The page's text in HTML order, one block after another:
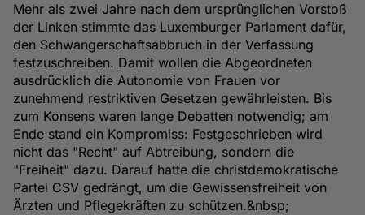
Mehr als zwei Jahre nach dem ursprünglichen Vorstoß
der Linken stimmte das Luxemburger Parlament dafür,
den Schwangerschaftsabbruch in der Verfassung
festzuschreiben. Damit wollen die Abgeordneten
ausdrücklich die Autonomie von Frauen vor
zunehmend restriktiven Gesetzen gewährleisten. Bis
zum Konsens waren lange Debatten notwendig; am
Ende stand ein Kompromiss: Festgeschrieben wird
nicht das "Recht" auf Abtreibung, sondern die
"Freiheit" dazu. Darauf hatte die christdemokratische
Partei CSV gedrängt, um die Gewissensfreiheit von
Ärzten und Pflegekräften zu schützen.&nbsp;